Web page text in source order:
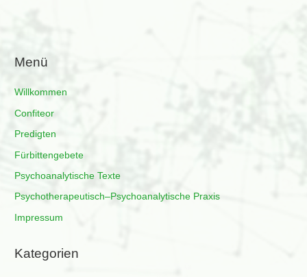
Menü
Willkommen
Confiteor
Predigten
Fürbittengebete
Psychoanalytische Texte
Psychotherapeutisch–Psychoanalytische Praxis
Impressum
Kategorien